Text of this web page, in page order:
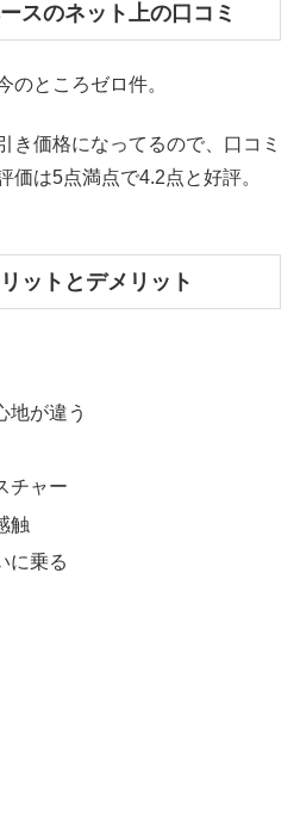
スのネット上の口コミ
のところゼロ件。
き価格になってるので、口コミ
価は5点満点で4.2点と好評。
ットとデメリット
地が違う
チャー
触
に乗る